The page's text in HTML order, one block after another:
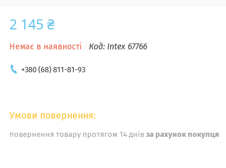
2 145 ₴
Немає в наявності Код: Intex 67766
+380 (68) 811-81-93
повернення товару протягом 14 днів за рахунок покупця